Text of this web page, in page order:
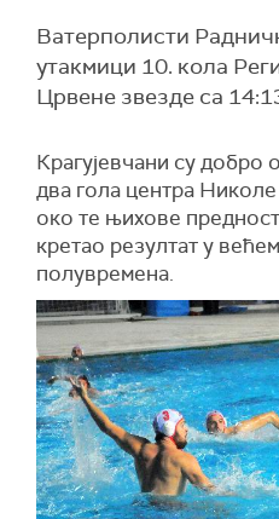
Ватерполисти
утакмици 10. кола
Црвене звезде са
Крагујевчани су добро
два гола центра
око те њихове
кретао резултат у
полувремена.